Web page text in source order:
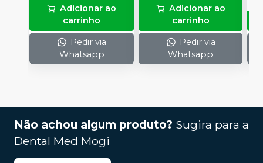
Adicionar ao
carrinho
Pedir via
Whatsapp
peróxidos) + 1
espátula e uma placa
para preparo do gel e
1 Top Dam com 2g.
Adicionar ao
carrinho
Pedir via
Whatsapp
Não achou algum produto? Sugira para a
Dental Med Mogi